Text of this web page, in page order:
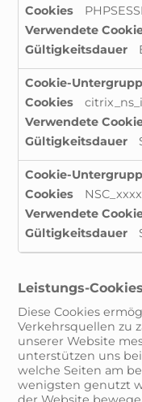
Leistungs-Cookies
Diese Cookies
Verkehrsquellen zu
unserer Website
unterstützen uns
welche Seiten am
wenigsten genutzt